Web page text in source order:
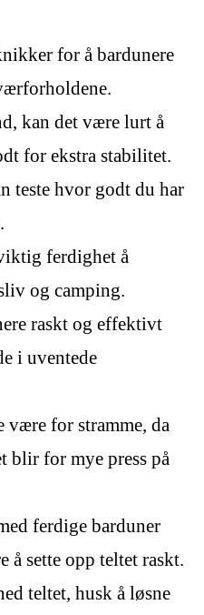
for å bardunere
kan det være lurt å
for ekstra stabilitet.
teste hvor godt du har
ferdighet å
og camping.
raskt og effektivt
i uventede
være for stramme, da
blir for mye press på
ferdige barduner
å sette opp teltet raskt.
teltet, husk å løsne